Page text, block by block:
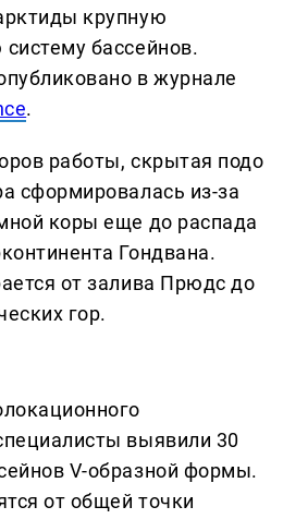
крупную
бассейнов.
в журнале
.
работы, скрытая подо
сформировалась из-за
коры еще до распада
Гондвана.
от залива Прюдс до
гор.
выявили 30
V-образной формы.
от общей точки